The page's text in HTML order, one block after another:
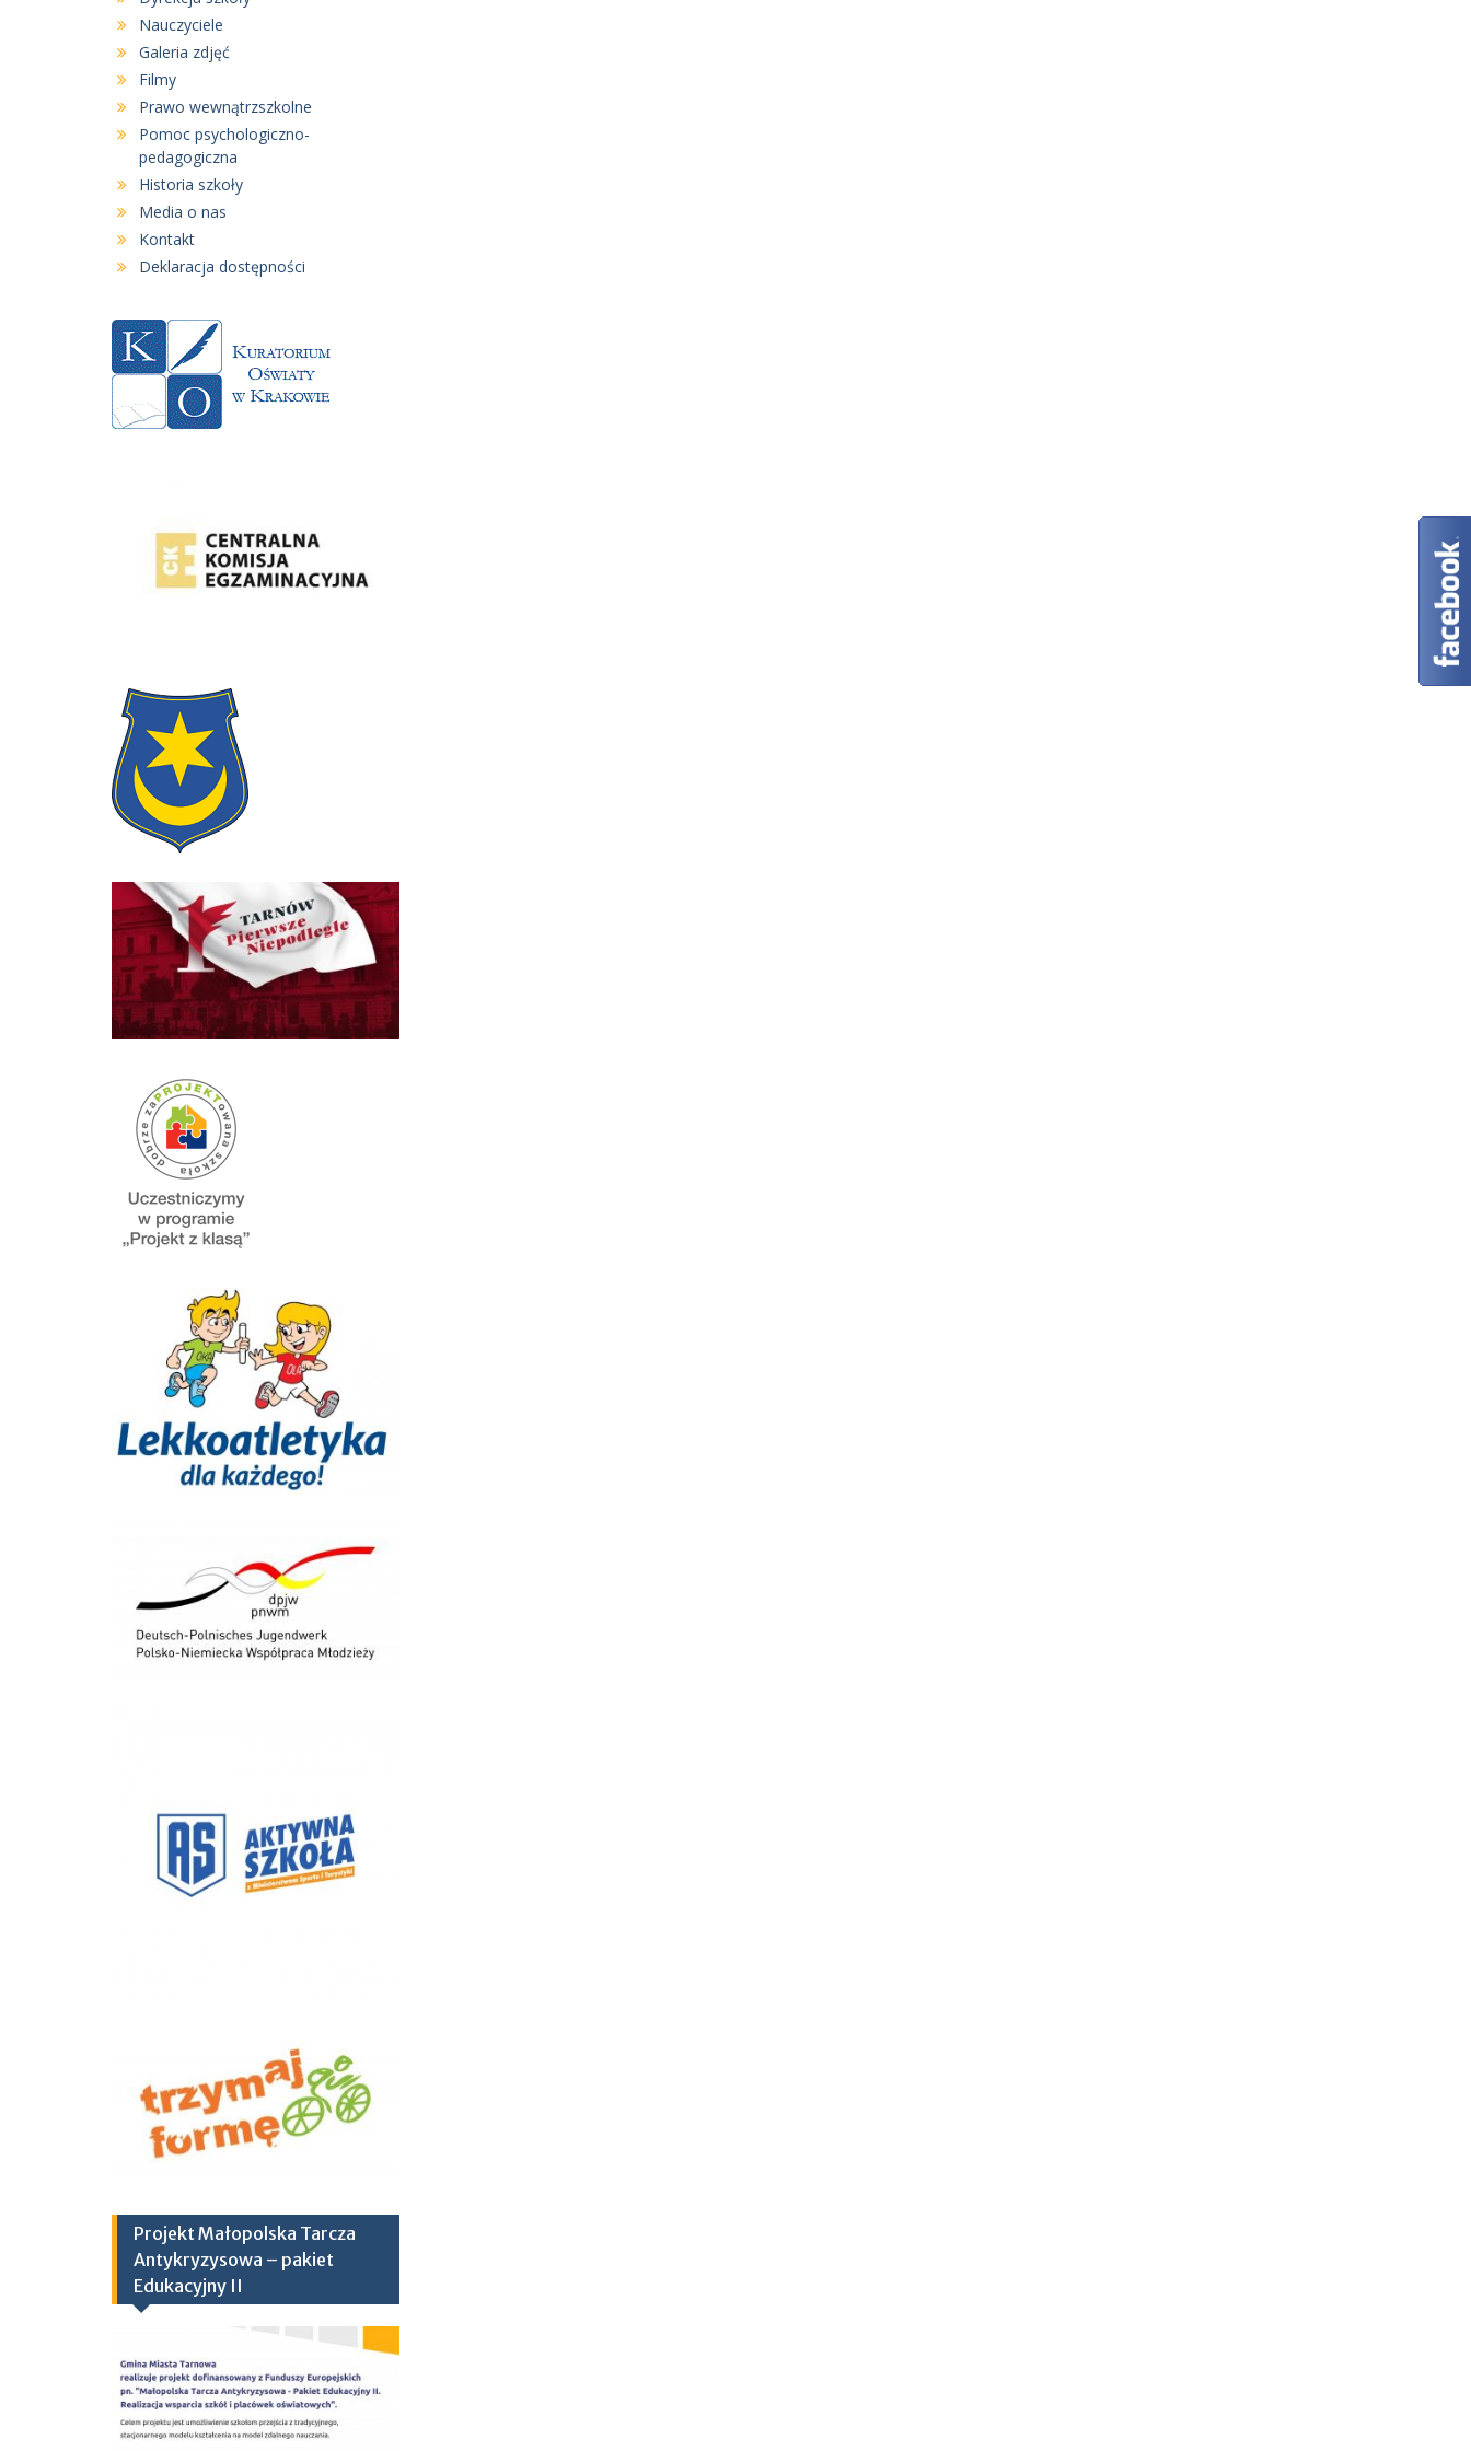
Nauczyciele
Galeria zdjęć
Filmy
Prawo wewnątrzszkolne
Pomoc psychologiczno-
pedagogiczna
Historia szkoły
Media o nas
Kontakt
Deklaracja dostępności
Projekt Małopolska Tarcza
Antykryzysowa – pakiet
Edukacyjny II